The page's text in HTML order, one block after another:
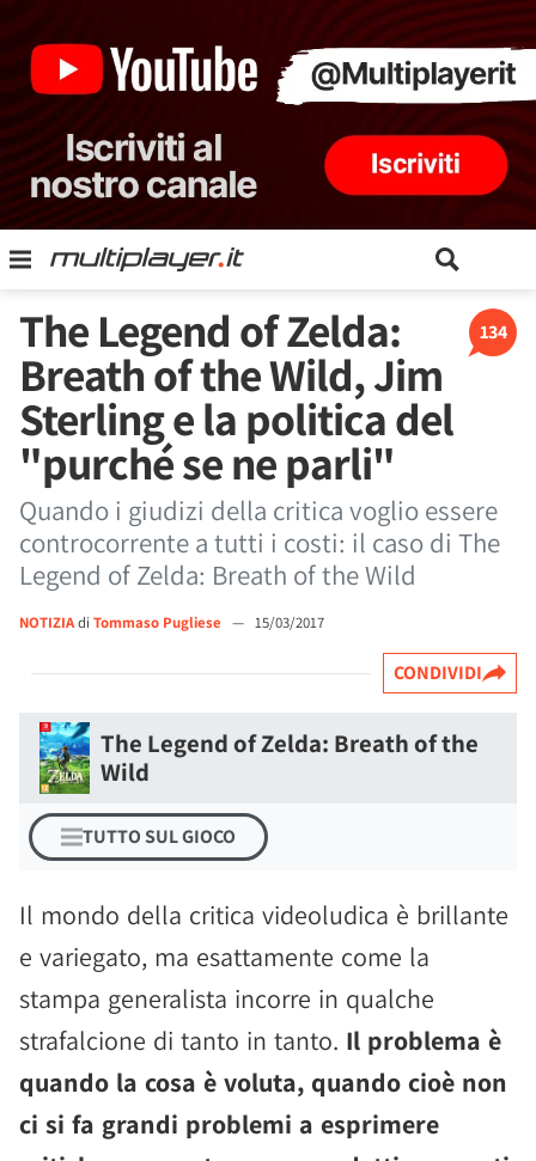
134
The Legend of Zelda:
Breath of the Wild, Jim
Sterling e la politica del
"purché se ne parli"
Quando i giudizi della critica voglio essere
controcorrente a tutti i costi: il caso di The
Legend of Zelda: Breath of the Wild
NOTIZIAdi Tommaso Pugliese — 15/03/2017
CONDIVIDI
The Legend of Zelda: Breath of the
Wild
TUTTO SUL GIOCO
Il mondo della critica videoludica è brillante
e variegato, ma esattamente come la
stampa generalista incorre in qualche
strafalcione di tanto in tanto. Il problema è
quando la cosa è voluta, quando cioè non
ci si fa grandi problemi a esprimere